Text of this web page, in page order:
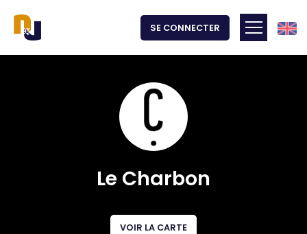
SE CONNECTER Toggle
Le Charbon
VOIR LA CARTE